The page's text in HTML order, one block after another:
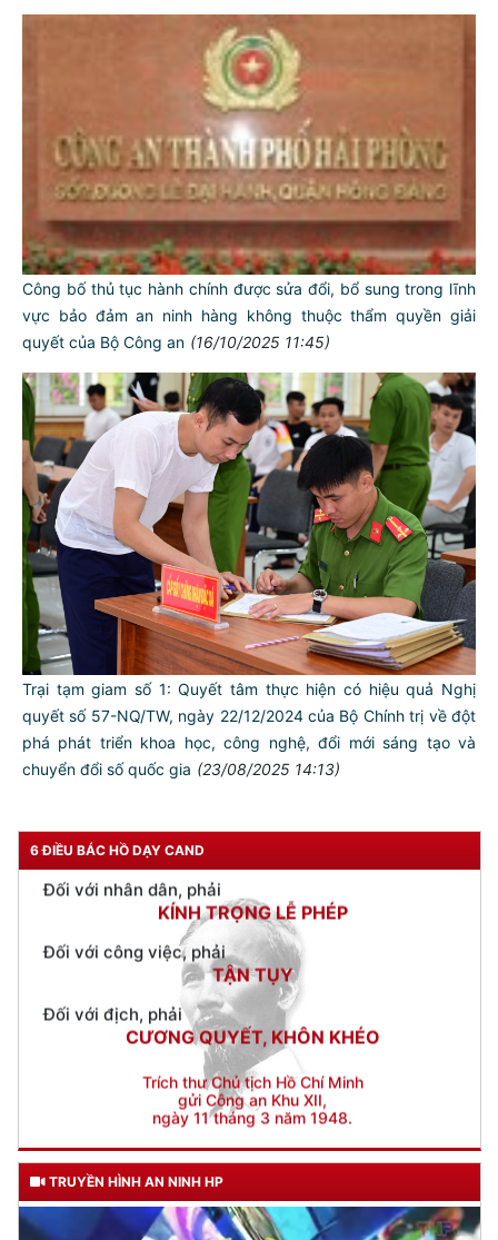
Công bố thủ tục hành chính được sửa đổi, bổ sung trong lĩnh
vực bảo đảm an ninh hàng không thuộc thẩm quyền giải
quyết của Bộ Công an (16/10/2025 11:45)
Trại tạm giam số 1: Quyết tâm thực hiện có hiệu quả Nghị
quyết số 57-NQ/TW, ngày 22/12/2024 của Bộ Chính trị về đột
phá phát triển khoa học, công nghệ, đổi mới sáng tạo và
chuyển đổi số quốc gia (23/08/2025 14:13)
6 ĐIỀU BÁC HỒ DẠY CAND
TƯ CÁCH
NGƯỜI CÔNG AN CÁCH MỆNH LÀ:
Đối với tự mình, phải
CẦN, KIỆM, LIÊM, CHÍNH
Đối với đồng sự, phải
THÂN ÁI GIÚP ĐỠ
Đối với chính phủ, phải
TUYỆT ĐỐI TRUNG THÀNH
KÍNH TRỌNG LỄ PHÉP
Đối với công việc, phải
TẬN TỤY
Đối với địch, phải
CƯƠNG QUYẾT, KHÔN KHÉO
Trích thư Chủ tịch Hồ Chí Minh
gửi Công an Khu XII,
ngày 11 tháng 3 năm 1948.
TRUYỀN HÌNH AN NINH HP